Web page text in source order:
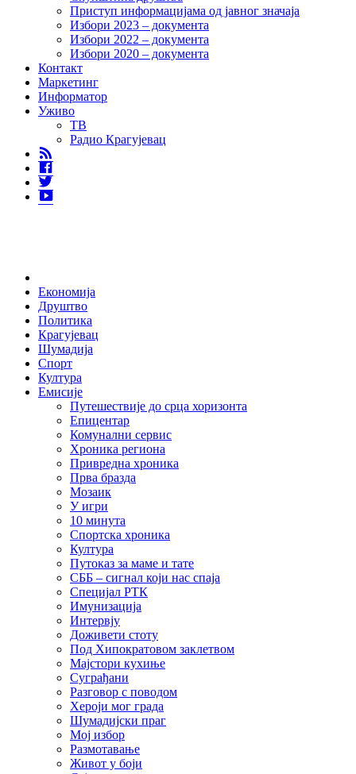
Приступ информацијама од јавног значаја
Избори 2023 – документа
Избори 2022 – документа
Избори 2020 – документа
Контакт
Маркетинг
Информатор
Уживо
ТВ
Радио Крагујевац
Youtube
Економија
Друштво
Политика
Крагујевац
Шумадија
Спорт
Култура
Емисије
Путешествије до срца хоризонта
Епицентар
Комунални сервис
Хроника региона
Привредна хроника
Прва бразда
Мозаик
У игри
10 минута
Спортска хроника
Култура
Путоказ за маме и тате
СББ – сигнал који нас спаја
Специјал РТК
Имунизација
Интервју
Доживети стоту
Под Хипократовом заклетвом
Мајстори кухиње
Суграђани
Разговор с поводом
Хероји мог града
Шумадијски праг
Мој избор
Размотавање
Живот у боји